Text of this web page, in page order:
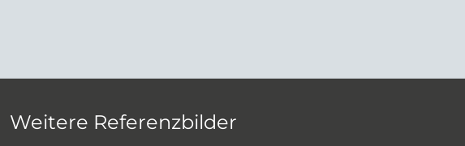
Weitere Referenzbilder